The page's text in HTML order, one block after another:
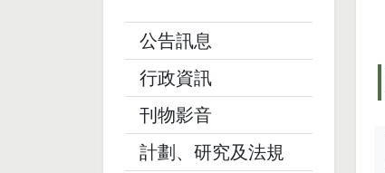
公告訊息
行政資訊
刊物影音
計劃、研究及法規